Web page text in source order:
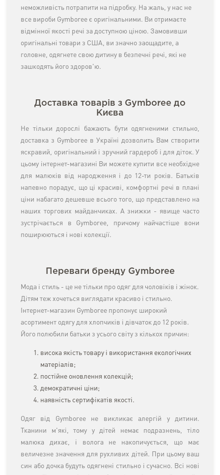
неможливість потрапити на підробку. На жаль, у нас не
все вироби Gymboree є оригінальними. Ви отримаєте
відмінної якості речі за доступною ціною. Замовивши
оригінальні товари з США, ви значно заощадите, а
головне, одягнете свою дитину в безпечні речі, які не
зашкодять його здоров'ю.
Доставка товарів з Gymboree до
Києва
Не тільки дорослі бажають бути одягненими стильно,
доставка з Gymboree в Україні дозволить Вам створити
яскравий, оригінальний і зручний гардероб і для діток. У
цьому інтернет-магазині Ви можете купити все необхідне
для малюків від народження і до 12-ти років. Батьків
напевно порадує, що ці красиві, комфортні речі в плані
ціни набагато дешевше всього того, що представлено на
наших торгових майданчиках. А знижки - явище часто
зустрічається в Gymboree, причому найчастіше вони
поширюються і нові колекції.
Переваги бренду Gymboree
Мода і стиль - це не тільки про одяг для чоловіків і жінок.
Дітям теж хочеться виглядати красиво і стильно.
Інтернет-магазин Gymboree пропонує широкий
асортимент одягу для хлопчиків і дівчаток до 12 років.
Його полюбили батьки з усього світу з кількох причин:
висока якість товару і використання екологічних
матеріалів;
постійне оновлення колекцій;
демократичні ціни;
наявність сертифікатів якості.
Одяг від Gymboree не викликає алергій у дитини.
Тканини м'які, тому у дітей немає подразнень, тіло
малюка дихає, і волога не накопичується, що має
величезне значення для рухливих дітей. При цьому ваш
син або дочка будуть одягнені стильно і сучасно. Всі нові